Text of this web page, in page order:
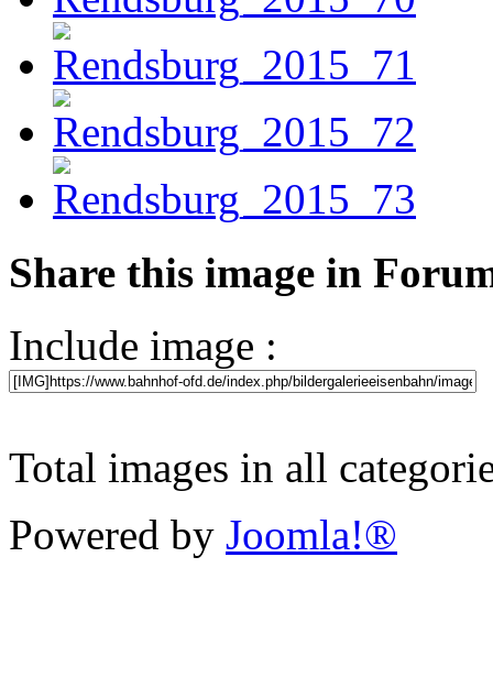
Share this image in
Include image :
Total images in all
Powered by Joomla!®